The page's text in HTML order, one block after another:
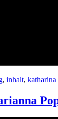
, inhalt,